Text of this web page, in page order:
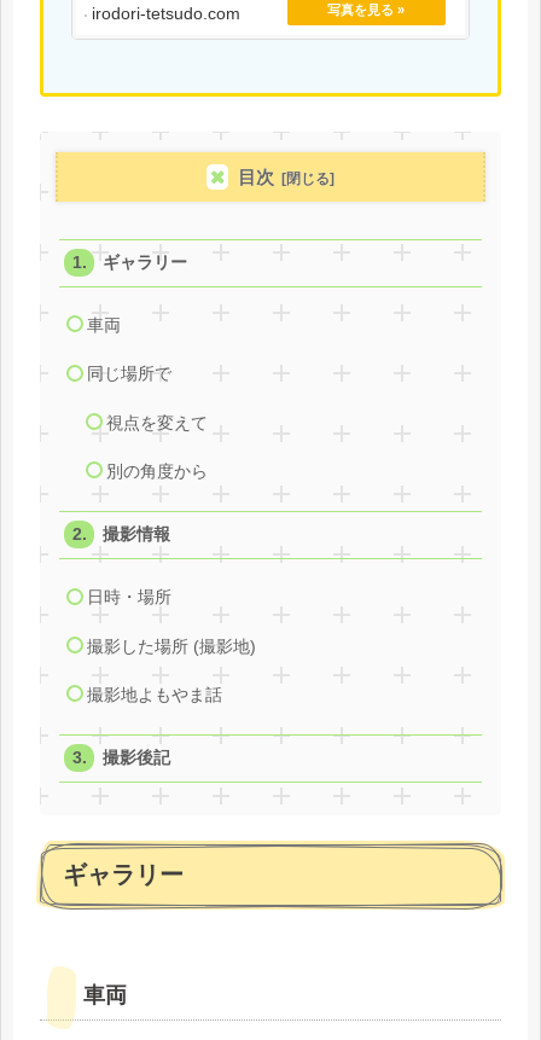
irodori-tetsudo.com
目次
ギャラリー
車両
同じ場所で
視点を変えて
別の角度から
撮影情報
日時・場所
撮影した場所 (撮影地)
撮影地よもやま話
撮影後記
ギャラリー
車両